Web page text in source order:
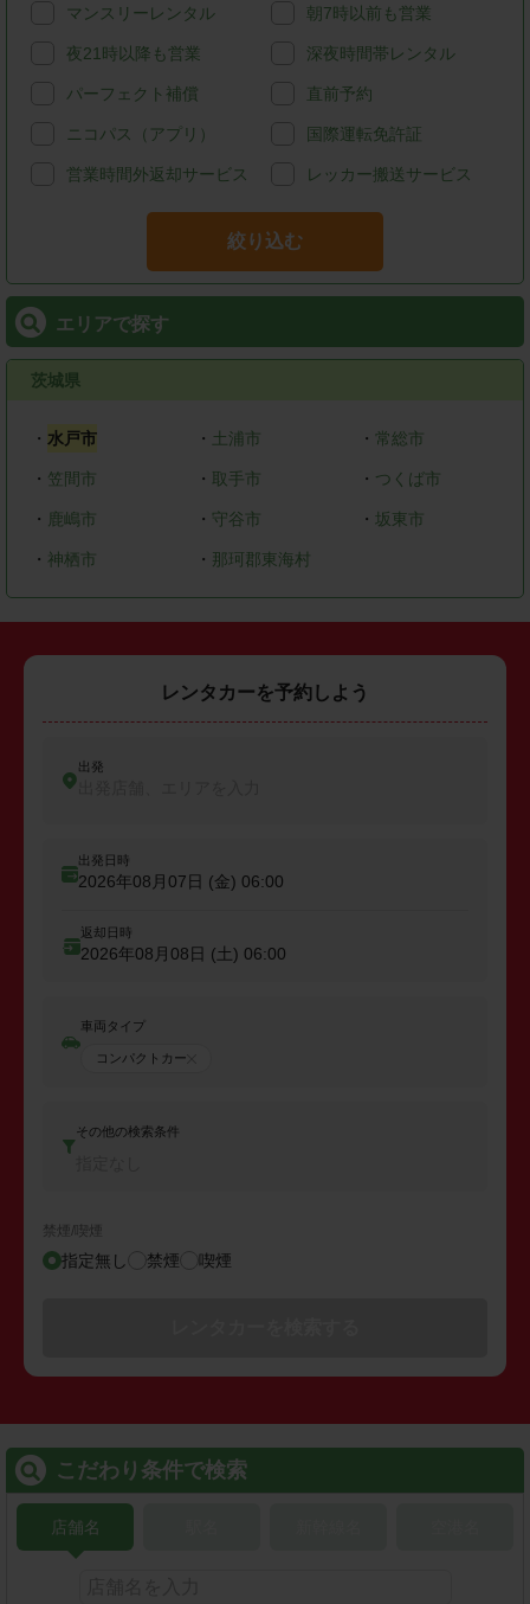
マンスリーレンタル 朝7時以前も営業
夜21時以降も営業 深夜時間帯レンタル
パーフェクト補償 直前予約
ニコパス（アプリ） 国際運転免許証
営業時間外返却サービス レッカー搬送サービス
絞り込む
エリアで探す
茨城県
・ 水戸市 ・ 土浦市 ・ 常総市
・ 笠間市 ・ 取手市 ・ つくば市
・ 鹿嶋市 ・ 守谷市 ・坂東市
・ 神栖市 ・ 那珂郡東海村
レンタカーを予約しよう
出発
出発日時
2026年08月07日 (金) 06:00
返却日時
2026年08月08日 (土) 06:00
車両タイプ
コンパクトカー
その他の検索条件
禁煙/喫煙
指定無し 禁煙 喫煙
こだわり条件で検索
店舗名